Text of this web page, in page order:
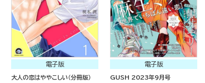
電子版
大人の恋はややこしい（分冊版）
電子版
GUSH 2023年9月号